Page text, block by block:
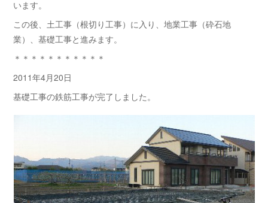
います。
この後、土工事（根切り工事）に入り、地業工事（砕石地
業）、基礎工事と進みます。
＊＊＊＊＊＊＊＊＊＊＊
2011年4月20日
基礎工事の鉄筋工事が完了しました。